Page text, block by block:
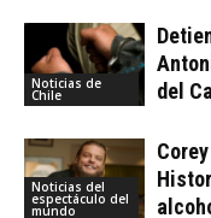
Noticias de
Chile
del
Noticias del
espectáculo del
mundo